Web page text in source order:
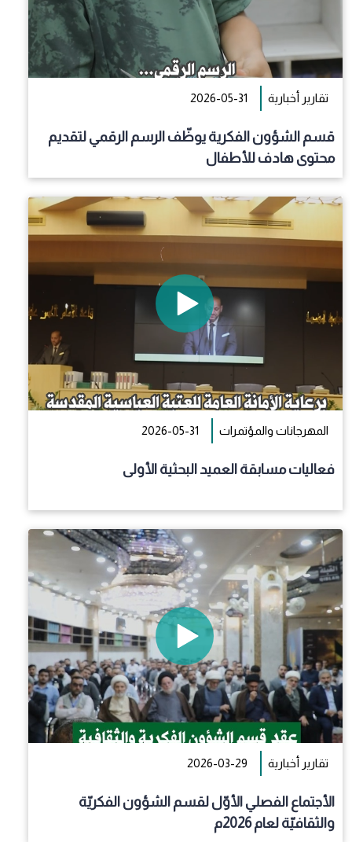
تقارير أخبارية 2026-05-31
قسم الشؤون الفكرية يوظّف الرسم الرقمي لتقديم
محتوى هادف للأطفال
المهرجانات والمؤتمرات 2026-05-31
فعاليات مسابقة العميد البحثية الأولى
تقارير أخبارية 2026-03-29
الأجتماع الفصلي الأوّل لقسم الشؤون الفكريّة
والثقافيّة لعام 2026م